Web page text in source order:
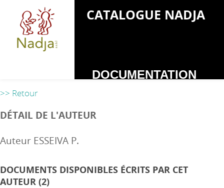
CATALOGUE NADJA
DOCUMENTATION
>> Retour
DÉTAIL DE L'AUTEUR
Auteur ESSEIVA P.
DOCUMENTS DISPONIBLES ÉCRITS PAR CET
AUTEUR (2)